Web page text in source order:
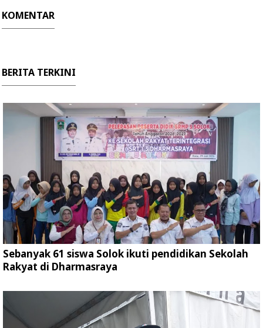
KOMENTAR
BERITA TERKINI
Sebanyak 61 siswa Solok ikuti pendidikan Sekolah
Rakyat di Dharmasraya